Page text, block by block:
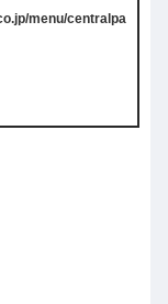
menu/centralpa